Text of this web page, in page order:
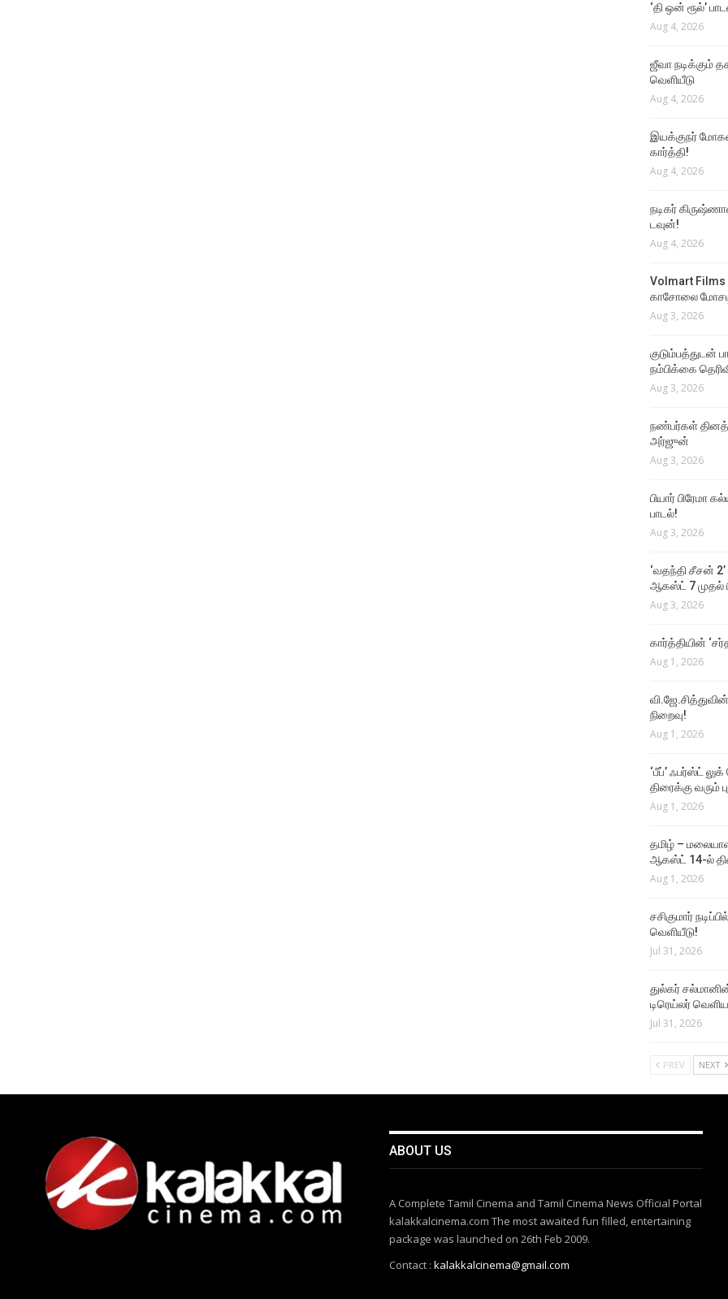
‘தி ஒன் ரூல்’
Aug 4, 2026
ஜீவா நடிக்கும்
வெளியீடு
Aug 4, 2026
இயக்குநர்
கார்த்தி!
Aug 4, 2026
நடிகர்
டவுன்!
Aug 4, 2026
Volmart Films
காசோலை
Aug 3, 2026
குடும்பத்துடன்
நம்பிக்கை
Aug 3, 2026
நண்பர்கள்
அர்ஜுன்
Aug 3, 2026
பியார் பிரேமா
பாடல்!
Aug 3, 2026
‘வதந்தி சீசன் 2’
ஆகஸ்ட் 7 முதல்
Aug 3, 2026
கார்த்தியின்
Aug 1, 2026
வி.ஜே.சித்துவின்
நிறைவு!
Aug 1, 2026
‘பீப்’ ஃபர்ஸ்ட்
திரைக்கு வரும்
Aug 1, 2026
தமிழ் –
ஆகஸ்ட் 14-ல்
Aug 1, 2026
சசிகுமார்
வெளியீடு!
Jul 31, 2026
துல்கர்
டிரெய்லர்
Jul 31, 2026
PREV NEXT
ABOUT US
A Complete Tamil Cinema and Tamil Cinema News Official Portal
kalakkalcinema.com The most awaited fun filled, entertaining
package was launched on 26th Feb 2009.
Contact :kalakkalcinema@gmail.com